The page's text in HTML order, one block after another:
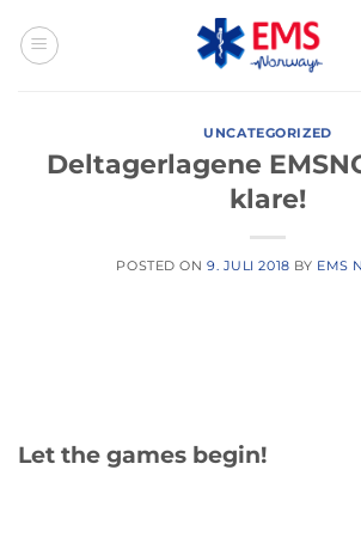
UNCATEGORIZED
Deltagerlagene
klare!
POSTED ON 9. JULI 2018 BY EMS
Let the games begin!